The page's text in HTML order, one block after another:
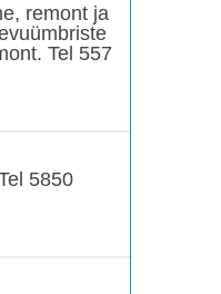
remont ja
Tel 557
5850